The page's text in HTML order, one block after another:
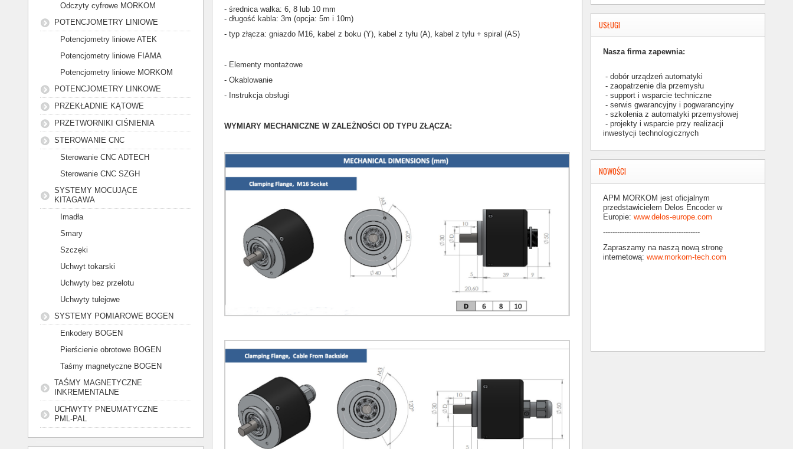
- średnica wałka: 6, 8 lub 10 mm
- długość kabla: 3m (opcja: 5m i 10m)
- typ złącza: gniazdo M16, kabel z boku (Y), kabel z tyłu (A), kabel z tyłu + spiral (AS)
- Elementy montażowe
- Okablowanie
- Instrukcja obsługi
WYMIARY MECHANICZNE W ZALEŻNOŚCI OD TYPU ZŁĄCZA:
Odczyty cyfrowe MORKOM
POTENCJOMETRY LINIOWE
Potencjometry liniowe ATEK
Potencjometry liniowe FIAMA
Potencjometry liniowe MORKOM
POTENCJOMETRY LINKOWE
PRZEKŁADNIE KĄTOWE
PRZETWORNIKI CIŚNIENIA
STEROWANIE CNC
Sterowanie CNC ADTECH
Sterowanie CNC SZGH
SYSTEMY MOCUJĄCE
KITAGAWA
Imadła
Smary
Szczęki
Uchwyt tokarski
Uchwyty bez przelotu
Uchwyty tulejowe
SYSTEMY POMIAROWE BOGEN
Enkodery BOGEN
Pierścienie obrotowe BOGEN
Taśmy magnetyczne BOGEN
TAŚMY MAGNETYCZNE
INKREMENTALNE
UCHWYTY PNEUMATYCZNE
PML-PAL
USŁUGI
Nasza firma zapewnia:
- dobór urządzeń automatyki
- zaopatrzenie dla przemysłu
- support i wsparcie techniczne
- serwis gwarancyjny i pogwarancyjny
- szkolenia z automatyki przemysłowej
- projekty i wsparcie przy realizacji
inwestycji technologicznych
NOWOŚCI
APM MORKOM jest oficjalnym
przedstawicielem Delos Encoder w
Europie:www.delos-europe.com
-----------------------------------------
Zapraszamy na naszą nową stronę
internetową:www.morkom-tech.com